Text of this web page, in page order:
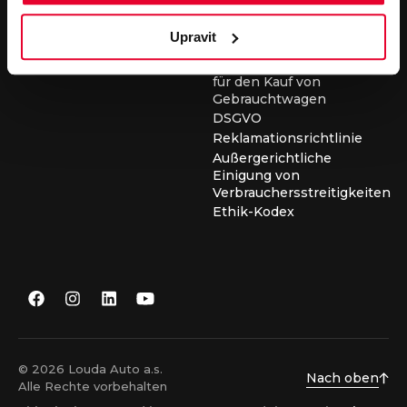
Upravit
für die Durchführung von
Allgemeine
Geschäftsbedingungen
für den Kauf von
Gebrauchtwagen
DSGVO
Reklamationsrichtlinie
Außergerichtliche
Einigung von
Verbrauchersstreitigkeiten
Ethik-Kodex
© 2026 Louda Auto a.s.
Alle Rechte vorbehalten
Nach oben